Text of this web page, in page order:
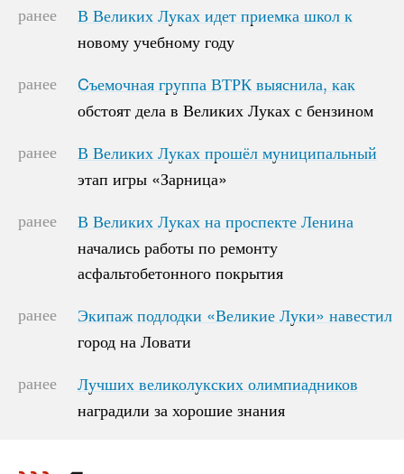
ранее
В Великих Луках идет приемка школ к
новому учебному году
В Великих Луках идет приемка школ к
новому учебному году
ранее
Cъемочная группа ВТРК выяснила, как
обстоят дела в Великих Луках с бензином
Cъемочная группа ВТРК выяснила, как
обстоят дела в Великих Луках с бензином
ранее
В Великих Луках прошёл муниципальный
этап игры «Зарница»
В Великих Луках прошёл муниципальный
этап игры «Зарница»
ранее
В Великих Луках на проспекте Ленина
начались работы по ремонту
асфальтобетонного покрытия
В Великих Луках на проспекте Ленина
начались работы по ремонту
асфальтобетонного покрытия
ранее
Экипаж подлодки «Великие Луки» навестил
город на Ловати
Экипаж подлодки «Великие Луки» навестил
город на Ловати
ранее
Лучших великолукских олимпиадников
наградили за хорошие знания
Лучших великолукских олимпиадников
наградили за хорошие знания